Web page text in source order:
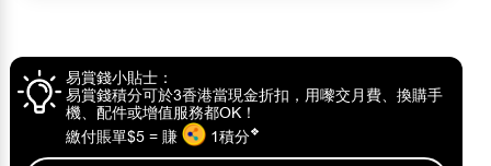
易賞錢小貼士：
易賞錢積分可於3香港當現金折扣，用嚟交月費、換購手
機、配件或增值服務都OK！
繳付賬單$5 = 賺
1積分❖